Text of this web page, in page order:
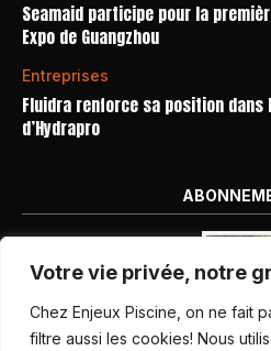
Votre vie privée, notre
Chez Enjeux Piscine, on ne fait
filtre aussi les cookies! Nous
Seamaid participe pour la
Expo de Guangzhou
Entreprises
Fluidra renforce sa position
d’Hydrapro